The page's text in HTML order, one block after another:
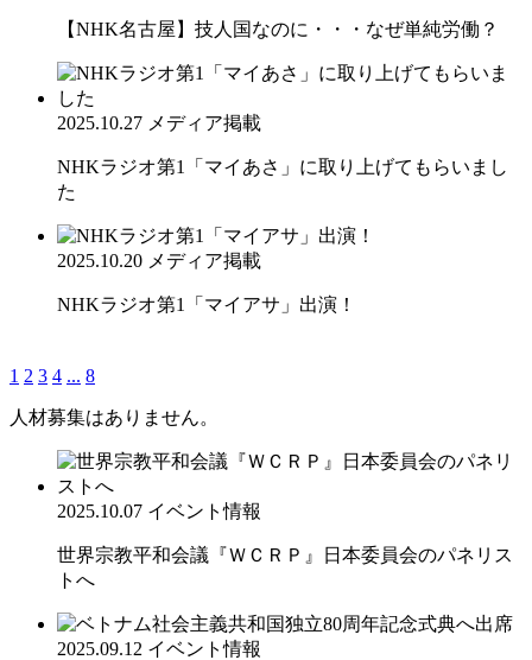
【NHK名古屋】技人国なのに・・・なぜ単純労働？
2025.10.27 メディア掲載
NHKラジオ第1「マイあさ」に取り上げてもらいまし
た
2025.10.20 メディア掲載
NHKラジオ第1「マイアサ」出演！
1 2 3 4 ... 8
人材募集はありません。
2025.10.07 イベント情報
世界宗教平和会議『ＷＣＲＰ』日本委員会のパネリス
トへ
2025.09.12 イベント情報